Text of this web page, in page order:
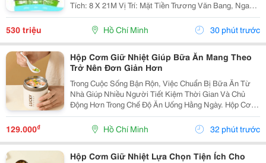
Tích: 8 X 21M Vị Trí: Mặt Tiền Trương Văn Bang, Ngay
Khu Thương Mại, Hành Chính, Đường Rộng Giao Thông
Thuận Lợi, Thích Hợp Làm Công Ty, Kinh Danh...
530 triệu Hồ Chí Minh 30 phút trước
Hộp Cơm Giữ Nhiệt Giúp Bữa Ăn Mang Theo
Trở Nên Đơn Giản Hơn
Trong Cuộc Sống Bận Rộn, Việc Chuẩn Bị Bữa Ăn Từ
Nhà Giúp Nhiều Người Tiết Kiệm Thời Gian Và Chủ
Động Hơn Trong Chế Độ Ăn Uống Hằng Ngày. Hộp Cơm
Giữ Nhiệt Là Sản Phẩm Tiện Lợi, Phù Hợp Để Mang
Theo Bữa Trưa Đến Trường, Văn Phòng Hoặc Sử Dụng
Trong...
129.000₫ Hồ Chí Minh 32 phút trước
Hộp Cơm Giữ Nhiệt Lựa Chọn Tiện Ích Cho